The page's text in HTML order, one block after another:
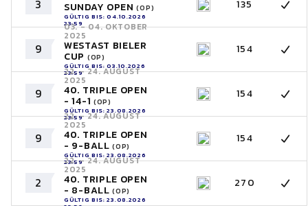
3 SUNDAY OPEN(OP)
GÜLTIG BIS: 04.10.2026
23:59
135
9
03. - 04. OKTOBER
2025
WESTAST BIELER
CUP (OP)
GÜLTIG BIS: 03.10.2026
23:59
154
9
22. - 24. AUGUST
2025
40. TRIPLE OPEN
- 14-1 (OP)
GÜLTIG BIS: 23.08.2026
23:59
154
9
22. - 24. AUGUST
2025
40. TRIPLE OPEN
- 9-BALL(OP)
GÜLTIG BIS: 23.08.2026
23:59
154
2
22. - 24. AUGUST
2025
40. TRIPLE OPEN
- 8-BALL(OP)
GÜLTIG BIS: 23.08.2026
23:59
270